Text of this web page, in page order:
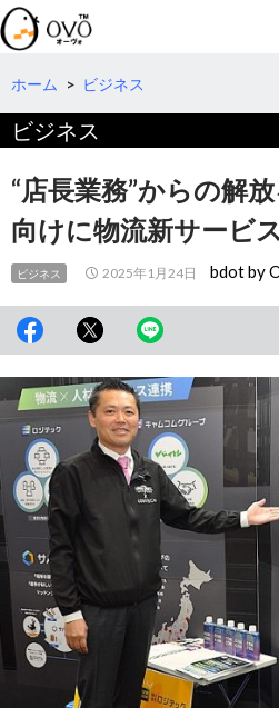
検
索
コ
テ
へ
移
ホーム > ビジネス
ビジネス
“店長業務”からの解
向けに物流新サービス
ビジネス 2025年1月24日 bdot by